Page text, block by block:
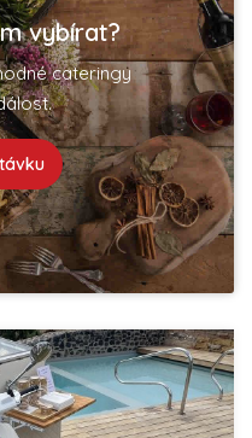
vybírat?
cateringy